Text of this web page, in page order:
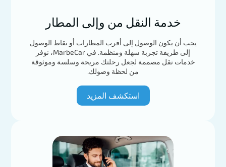
خدمة النقل من وإلى المطار
يجب أن يكون الوصول إلى أقرب المطارات أو نقاط الوصول
إلى طريفة تجربة سهلة ومنظمة. في MarbeCar، نوفر
خدمات نقل مصممة لجعل رحلتك مريحة وسلسة وموثوقة
من لحظة وصولك.
استكشف المزيد